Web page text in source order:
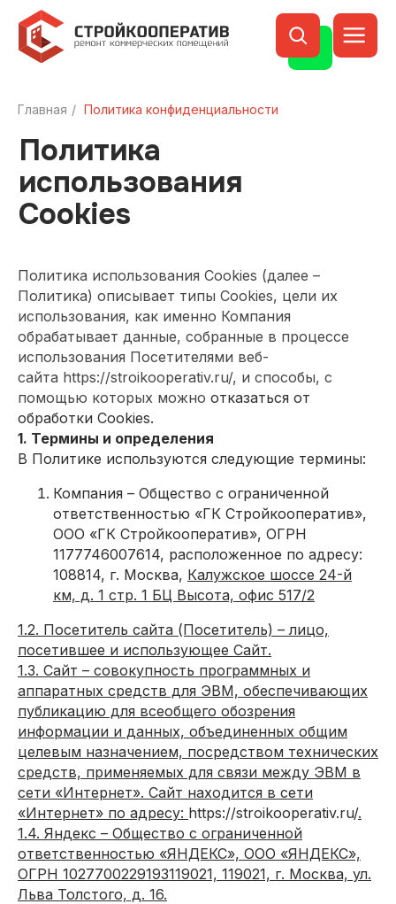
Главная / Политика конфиденциальности
Политика
Cookies
Политика использования Cookies (далее –
Политика) описывает типы Cookies, цели их
использования, как именно Компания
обрабатывает данные, собранные в процессе
использования Посетителями веб-
сайта https://stroikooperativ.ru/, и способы, с
помощью которых можно отказаться от
обработки Cookies.
1. Термины и определения
В Политике используются следующие термины:
Компания – Общество с ограниченной
ответственностью «ГК Стройкооператив»,
ООО «ГК Стройкооператив», ОГРН
1177746007614, расположенное по адресу:
108814, г. Москва, Калужское шоссе 24-й
км, д. 1 стр. 1 БЦ Высота, офис 517/2
1.2. Посетитель сайта (Посетитель) – лицо,
посетившее и использующее Сайт.
1.3. Сайт – совокупность программных и
аппаратных средств для ЭВМ, обеспечивающих
публикацию для всеобщего обозрения
информации и данных, объединенных общим
целевым назначением, посредством технических
средств, применяемых для связи между ЭВМ в
сети «Интернет». Сайт находится в сети
«Интернет» по адресу: https://stroikooperativ.ru/.
1.4. Яндекс – Общество с ограниченной
ответственностью «ЯНДЕКС», ООО «ЯНДЕКС»,
ОГРН 1027700229193119021, 119021, г. Москва, ул.
Льва Толстого, д. 16.